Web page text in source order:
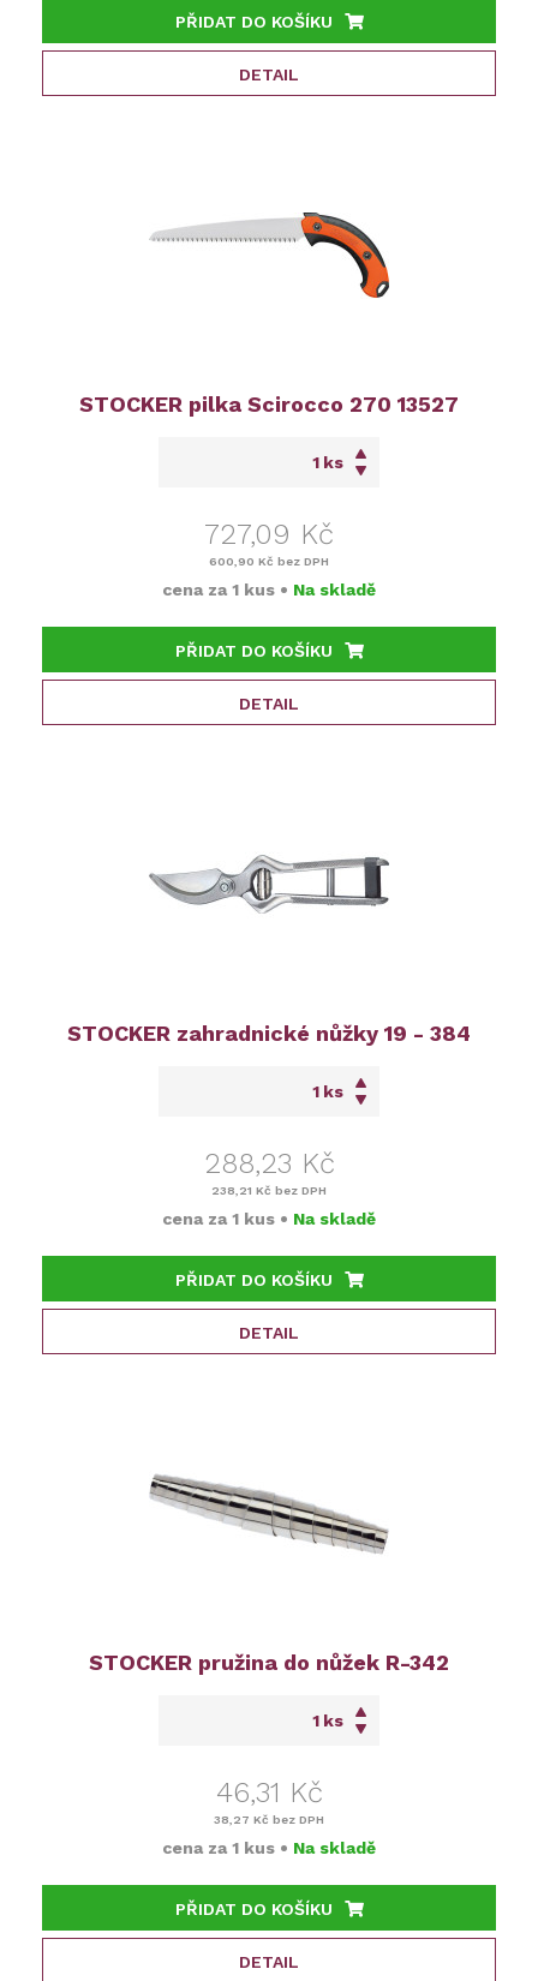
PŘIDAT DO KOŠÍKU
DETAIL
STOCKER pilka Scirocco 270 13527
ks
727,09 Kč
600,90 Kč bez DPH
cena za 1 kus • Na skladě
PŘIDAT DO KOŠÍKU
DETAIL
STOCKER zahradnické nůžky 19 - 384
ks
288,23 Kč
238,21 Kč bez DPH
cena za 1 kus • Na skladě
PŘIDAT DO KOŠÍKU
DETAIL
STOCKER pružina do nůžek R-342
ks
46,31 Kč
38,27 Kč bez DPH
cena za 1 kus • Na skladě
PŘIDAT DO KOŠÍKU
DETAIL